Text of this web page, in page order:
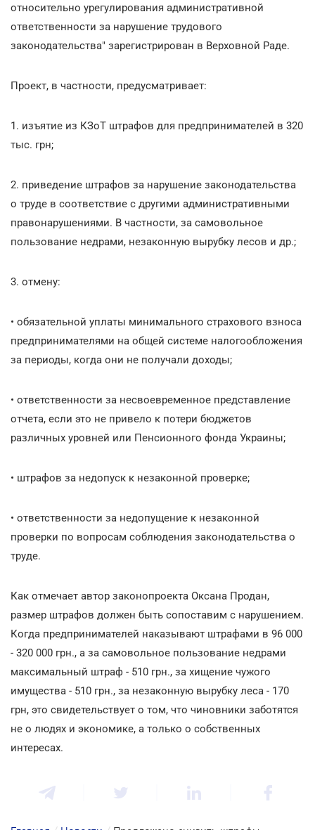
относительно урегулирования административной
ответственности за нарушение трудового
законодательства" зарегистрирован в Верховной Раде.
Проект, в частности, предусматривает:
1. изъятие из КЗоТ штрафов для предпринимателей в 320
тыс. грн;
2. приведение штрафов за нарушение законодательства
о труде в соответствие с другими административными
правонарушениями. В частности, за самовольное
пользование недрами, незаконную вырубку лесов и др.;
3. отмену:
• обязательной уплаты минимального страхового взноса
предпринимателями на общей системе налогообложения
за периоды, когда они не получали доходы;
• ответственности за несвоевременное представление
отчета, если это не привело к потери бюджетов
различных уровней или Пенсионного фонда Украины;
• штрафов за недопуск к незаконной проверке;
• ответственности за недопущение к незаконной
проверки по вопросам соблюдения законодательства о
труде.
Как отмечает автор законопроекта Оксана Продан,
размер штрафов должен быть сопоставим с нарушением.
Когда предпринимателей наказывают штрафами в 96 000
- 320 000 грн., а за самовольное пользование недрами
максимальный штраф - 510 грн., за хищение чужого
имущества - 510 грн., за незаконную вырубку леса - 170
грн, это свидетельствует о том, что чиновники заботятся
не о людях и экономике, а только о собственных
интересах.